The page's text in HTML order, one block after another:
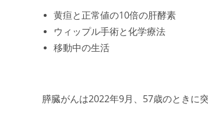
黄疸と正常値の10倍の肝酵素
ウィップル手術と化学療法
移動中の生活
膵臓がんは2022年9月、57歳のときに